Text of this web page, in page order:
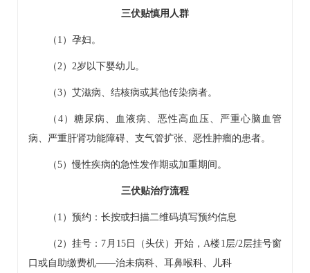
三伏贴慎用人群
（1）孕妇。
（2）2岁以下婴幼儿。
（3）艾滋病、结核病或其他传染病者。
（4）糖尿病、血液病、恶性高血压、严重心脑血管
病、严重肝肾功能障碍、支气管扩张、恶性肿瘤的患者。
（5）慢性疾病的急性发作期或加重期间。
三伏贴治疗流程
（1）预约：长按或扫描二维码填写预约信息
（2）挂号：7月15日（头伏）开始，A楼1层/2层挂号窗
口或自助缴费机——治未病科、 耳鼻喉科、 儿科